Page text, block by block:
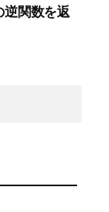
逆関数を返